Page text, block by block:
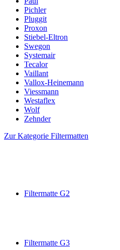
Pichler
Pluggit
Proxon
Stiebel-Eltron
Swegon
Systemair
Tecalor
Vaillant
Vallox-Heinemann
Viessmann
Westaflex
Wolf
Zehnder
Zur Kategorie Filtermatten
Filtermatte G2
Filtermatte G3